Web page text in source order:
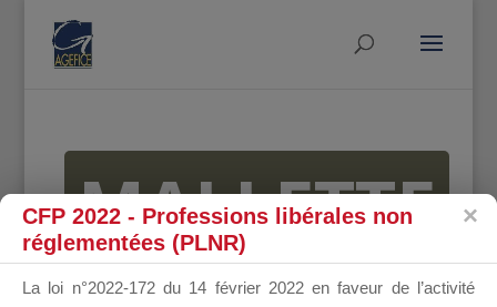
MALLETTE
CFP 2022 - Professions libérales non
réglementées (PLNR)
La loi n°2022-172 du 14 février 2022 en faveur de l’activité